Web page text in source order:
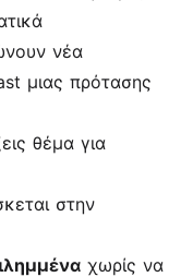
νέα
μιας πρότασης
θέμα για
στην
χωρίς να